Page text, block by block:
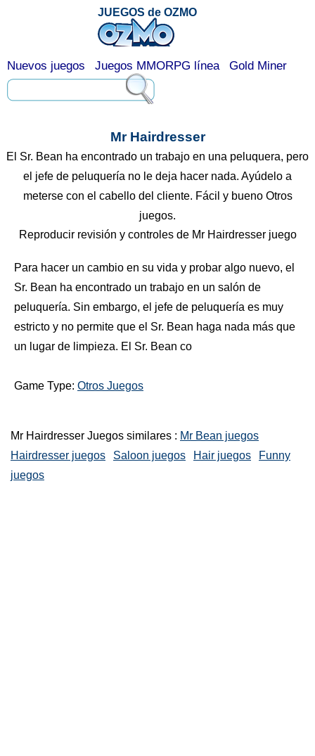
Mr Hairdresser
El Sr. Bean ha encontrado un trabajo en una peluquera, pero
el jefe de peluquería no le deja hacer nada. Ayúdelo a
meterse con el cabello del cliente. Fácil y bueno Otros
juegos.
Reproducir revisión y controles de Mr Hairdresser juego
Para hacer un cambio en su vida y probar algo nuevo, el
Sr. Bean ha encontrado un trabajo en un salón de
peluquería. Sin embargo, el jefe de peluquería es muy
estricto y no permite que el Sr. Bean haga nada más que
un lugar de limpieza. El Sr. Bean co
Game Type: Otros Juegos
Mr Hairdresser Juegos similares : Mr Bean juegos
Hairdresser juegos
Saloon juegos Hair juegos
Funny
juegos
JUEGOS de OZMO
Nuevos juegos Juegos MMORPG línea Gold Miner